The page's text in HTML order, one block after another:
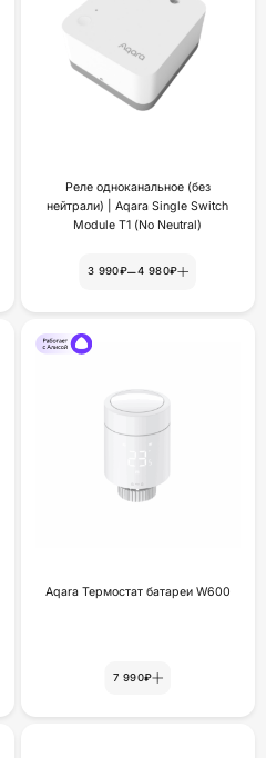
Реле одноканальное (без
нейтрали) | Aqara Single Switch
Module T1 (No Neutral)
3 990₽–4 980₽
Aqara Термостат батареи W600
7 990₽